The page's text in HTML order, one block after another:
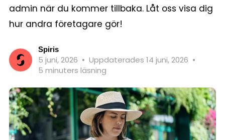
admin när du kommer tillbaka. Låt oss visa dig
hur andra företagare gör!
Spiris
5 juni, 2026 • Uppdaterades 14 juni, 2026 •
5 minuters läsning